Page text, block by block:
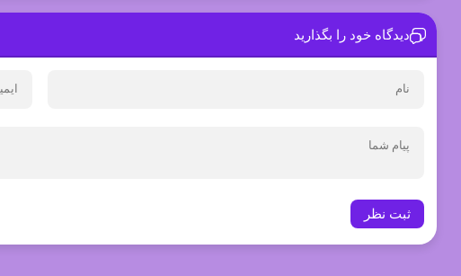
دیدگاه خود را بگذارید
ثبت نظر